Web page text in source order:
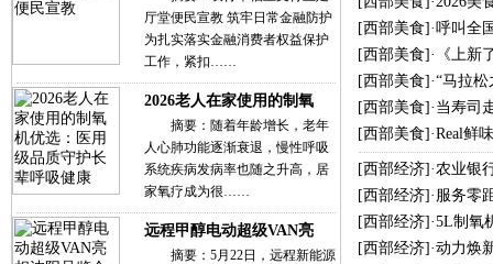
厅堂便民宣教 筑牢日常金融防护
为扎实落实金融消费者权益保护
工作，紧扣……
2026老人在家使用的制氧
摘要：随着年龄增长，老年
人心肺功能逐渐衰退，慢性呼吸
系统疾病发病率也随之升高，居
家氧疗成为很……
远程甲醇电动超级VAN亮
摘要：5月22日，远程新能源
[西部美食]·呼叫全
[西部美食]·
《上
[西部美食]·“马拉
[西部美食]· 当寿司
[西部美食]·Real鲜
[西部经济]·农业银
[西部经济]· 服务零
[西部经济]·5L制氧
[西部经济]·动力焕